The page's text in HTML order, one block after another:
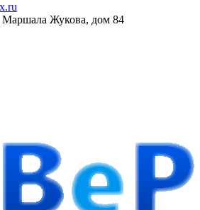
Жукова, дом 84